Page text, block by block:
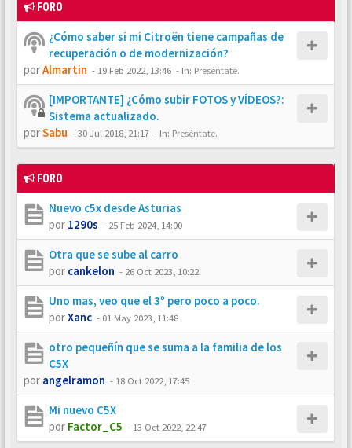
FORO
¿Cómo saber si mi Citroën tiene campañas de
recuperación o de modernización?
porAlmartin - 19 Feb 2022, 13:46 - In: Preséntate.
[IMPORTANTE] ¿Cómo subir FOTOS y VÍDEOS?:
Sistema actualizado.
porSabu -30 Jul 2018, 21:17 - In: Preséntate.
FORO
Nuevo c5x desde Asturias
por 1290s - 25 Feb 2024, 14:00
Otra que se sube al carro
por cankelon - 26 Oct 2023, 10:22
Uno mas, veo que el 3º pero poco a poco.
porXanc - 01 May 2023, 11:48
otro pequeñín que se suma a la familia de los
C5X
por angelramon - 18 Oct 2022, 17:45
Mi nuevo C5X
por Factor_C5 - 13 Oct 2022, 22:47